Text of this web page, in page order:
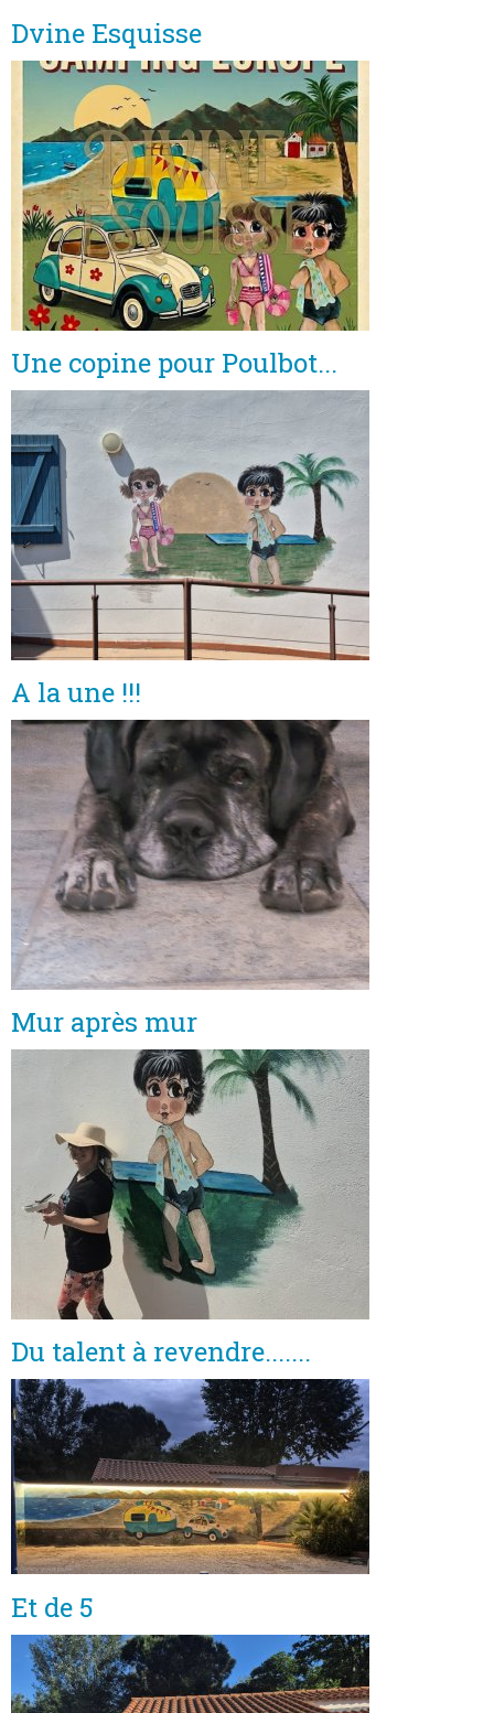
Dvine Esquisse
Une copine pour Poulbot...
A la une !!!
Mur après mur
Du talent à revendre.......
Et de 5